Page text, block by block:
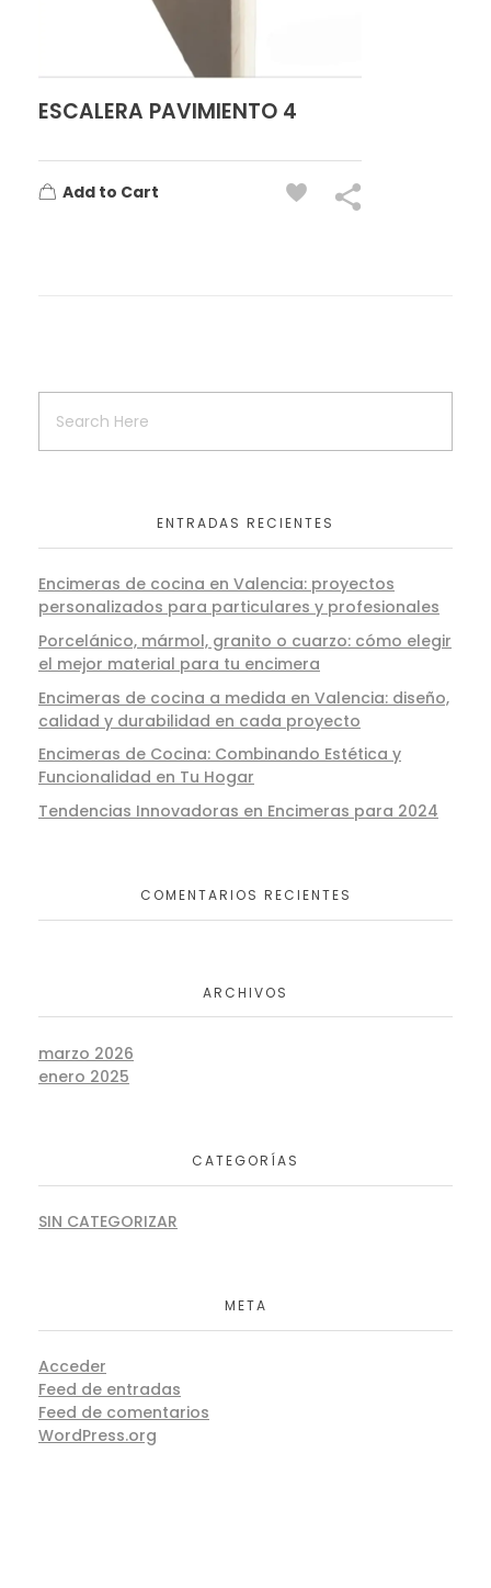
ESCALERA PAVIMIENTO 4
Add to Cart
ENTRADAS RECIENTES
Encimeras de cocina en Valencia: proyectos
personalizados para particulares y profesionales
Porcelánico, mármol, granito o cuarzo: cómo elegir
el mejor material para tu encimera
Encimeras de cocina a medida en Valencia: diseño,
calidad y durabilidad en cada proyecto
Encimeras de Cocina: Combinando Estética y
Funcionalidad en Tu Hogar
Tendencias Innovadoras en Encimeras para 2024
COMENTARIOS RECIENTES
ARCHIVOS
marzo 2026
enero 2025
CATEGORÍAS
SIN CATEGORIZAR
META
Acceder
Feed de entradas
Feed de comentarios
WordPress.org